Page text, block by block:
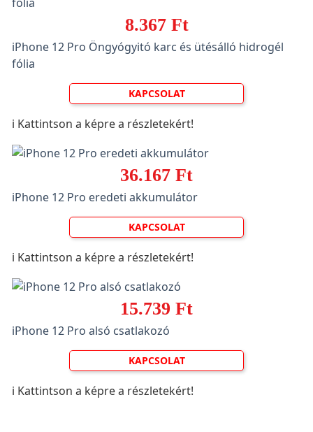
8.367 Ft
iPhone 12 Pro Öngyógyitó karc és ütésálló hidrogél
fólia
KAPCSOLAT
ℹ️ Kattintson a képre a részletekért!
36.167 Ft
iPhone 12 Pro eredeti akkumulátor
KAPCSOLAT
ℹ️ Kattintson a képre a részletekért!
15.739 Ft
iPhone 12 Pro alsó csatlakozó
KAPCSOLAT
ℹ️ Kattintson a képre a részletekért!